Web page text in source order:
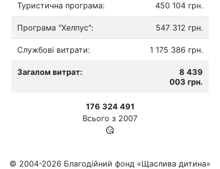
Туристична програма: 450 104 грн.
Програма "Хелпус": 547 312 грн.
Службові витрати: 1 175 386 грн.
Загалом витрат:
8 439
003 грн.
176 324 491
Всього з 2007
© 2004-2026 Благодійний фонд «Щаслива дитина»